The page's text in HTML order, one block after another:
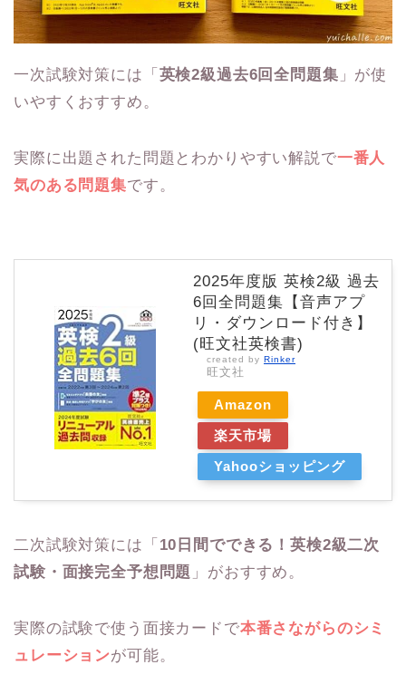
一次試験対策には「 英検2級過去6回全問題集 」が使
いやすくおすすめ。
実際に出題された問題とわかりやすい解説で一番人
気のある問題集です。
2025年度版 英検2級 過去
6回全問題集【音声アプ
リ・ダウンロード付き】
(旺文社英検書)
created by Rinker
旺文社
Amazon
楽天市場
Yahooショッピング
二次試験対策には「 10日間でできる！英検2級二次
試験・面接完全予想問題 」がおすすめ。
実際の試験で使う面接カードで本番さながらのシミ
ュレーションが可能。